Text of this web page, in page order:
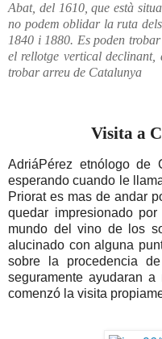
Abat, del 1610, que està
no podem oblidar la ruta
1840 i 1880. Es poden
el rellotge vertical declinant,
trobar arreu de Catalunya
Visita a
AdriáPérez etnólogo de
esperando cuando le
Priorat es mas de andar
quedar impresionado
mundo del vino de los
alucinado con alguna
sobre la procedencia
seguramente ayudaran
comenzó la visita